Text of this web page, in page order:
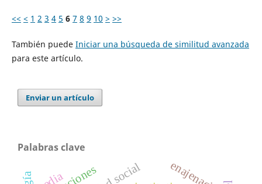
<< < 1 2 3 4 5 6 7 8 9 10 > >>
También puede Iniciar una búsqueda de similitud avanzada
para este artículo.
Enviar un artículo
Palabras clave